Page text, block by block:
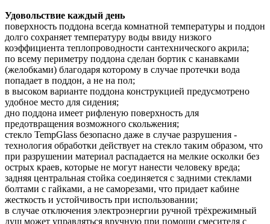
Удовольствие каждый день
поверхность поддона всегда комнатной температуры и поддон
долго сохраняет температуру воды ввиду низкого
коэффициента теплопроводности сантехнического акрила;
по всему периметру поддона сделан бортик с канавками
(желобками) благодаря которому в случае протечки вода
попадает в поддон, а не на пол;
в высоком варианте поддона конструкцией предусмотрено
удобное место для сидения;
дно поддона имеет рифленую поверхность для
предотвращения возможного скольжения;
стекло TempGlass безопасно даже в случае разрушения -
технология обработки действует на стекло таким образом, что
при разрушении материал распадается на мелкие осколки без
острых краев, которые не могут нанести человеку вреда;
задняя центральная стойка соединяется с задними стеклами
болтами с гайками, а не саморезами, что придает кабине
жесткость и устойчивость при использовании;
в случае отключения электроэнергии ручной трёхрежимный
душ может управляться вручную при помощи смесителя с